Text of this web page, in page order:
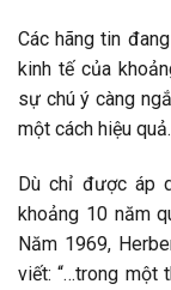
Các hãng tin
kinh tế của
sự chú ý càng
một cách hiệu quả.
Dù chỉ được áp
khoảng 10 năm
Năm 1969,
viết: “…trong một